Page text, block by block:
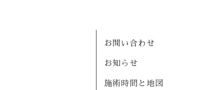
お問い合わせ
お知らせ
施術時間と地図